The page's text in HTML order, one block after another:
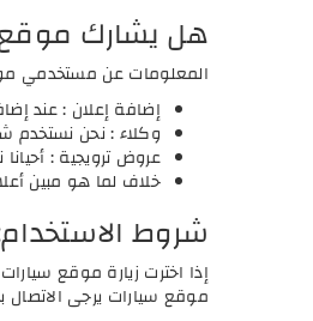
هل يشارك موقع
المعلومات عن مستخدمي
إضافة إعلان : عند
وكلاء : نحن نستخدم
عروض ترويجية :
خلاف لما هو مبين
شروط
إذا اخترت زيارة موقع
موقع سيارات يرجى